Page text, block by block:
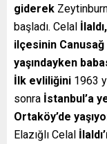
giderek
başladı. Celal İlaldı,
ilçesinin Canusağ
yaşındayken
İlk evliliğini 1963
sonra İstanbul’a
Ortaköy’de
Elazığlı Celal